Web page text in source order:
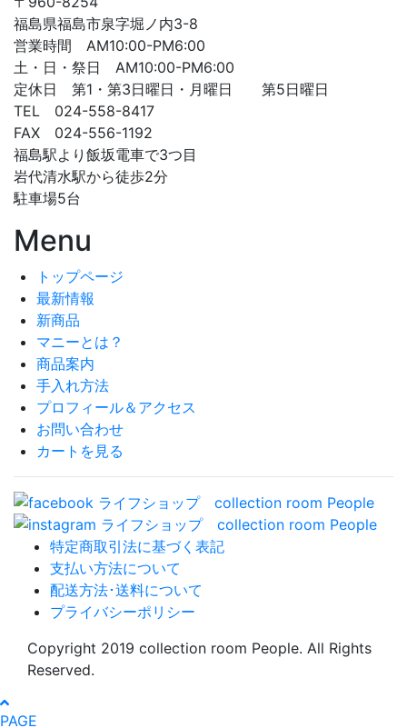
福島県福島市泉字堀ノ内3-8
営業時間 AM10:00-PM6:00
土・日・祭日 AM10:00-PM6:00
定休日 第1・第3日曜日・月曜日 第5日曜日
TEL 024-558-8417
FAX 024-556-1192
福島駅より飯坂電車で3つ目
岩代清水駅から徒歩2分
駐車場5台
Menu
トップページ
最新情報
新商品
マニーとは？
商品案内
手入れ方法
プロフィール＆アクセス
お問い合わせ
カートを見る
特定商取引法に基づく表記
支払い方法について
配送方法･送料について
プライバシーポリシー
Copyright 2019 collection room People. All Rights
Reserved.
PAGE